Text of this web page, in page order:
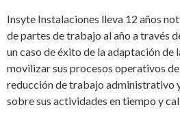
Insyte Instalaciones lleva 12 años
de partes de trabajo al año a través
un caso de éxito de la adaptación de
movilizar sus procesos operativos
reducción de trabajo administrativo
sobre sus actividades en tiempo y